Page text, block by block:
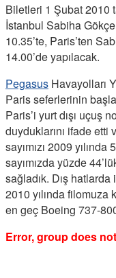
Biletleri 1 Şubat 2010
İstanbul Sabiha
10.35’te, Paris’ten
14.00’de yapılacak.
Pegasus Havayolları
Paris seferlerinin
Paris’i yurt dışı uçuş
duyduklarını ifade etti
sayımızı 2009
sayımızda yüzde
sağladık. Dış
2010 yılında filomuza
en geç Boeing 737-
Error, group does